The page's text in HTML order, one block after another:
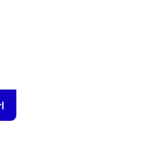
Jiwa, BNNP Aceh